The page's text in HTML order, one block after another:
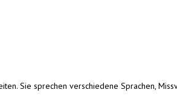
Sie sprechen verschiedene Sprachen,